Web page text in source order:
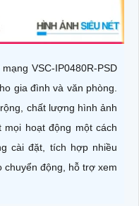
VSC-IP0480R-PSD
gia đình và văn phòng.
chất lượng hình ảnh
hoạt động một cách
cài đặt, tích hợp nhiều
động, hỗ trợ xem